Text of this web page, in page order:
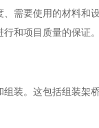
要使用的材料和
和项目质量的保证。
。这包括组装架桥